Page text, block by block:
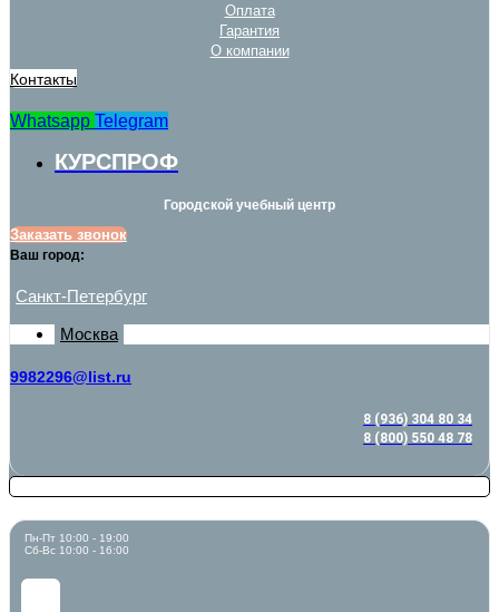
Оплата
Гарантия
О компании
Контакты
Whatsapp Telegram
КУРСПРОФ
Городской учебный центр
Заказать звонок
Ваш город:
Санкт-Петербург
Москва
9982296@list.ru
8 (936) 304 80 34
8 (800) 550 48 78
Пн-Пт 10:00 - 19:00
Сб-Вс 10:00 - 16:00